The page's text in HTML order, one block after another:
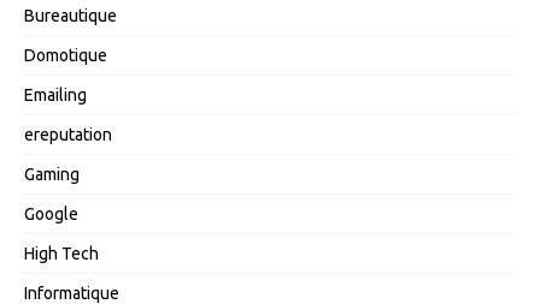
Bureautique
Domotique
Emailing
ereputation
Gaming
Google
High Tech
Informatique